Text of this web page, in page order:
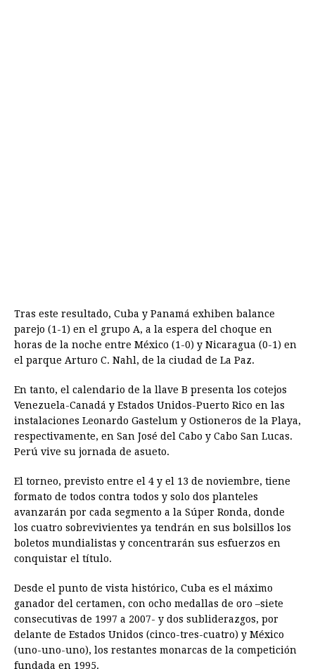
Tras este resultado, Cuba y Panamá exhiben balance
parejo (1-1) en el grupo A, a la espera del choque en
horas de la noche entre México (1-0) y Nicaragua (0-1) en
el parque Arturo C. Nahl, de la ciudad de La Paz.
En tanto, el calendario de la llave B presenta los cotejos
Venezuela-Canadá y Estados Unidos-Puerto Rico en las
instalaciones Leonardo Gastelum y Ostioneros de la Playa,
respectivamente, en San José del Cabo y Cabo San Lucas.
Perú vive su jornada de asueto.
El torneo, previsto entre el 4 y el 13 de noviembre, tiene
formato de todos contra todos y solo dos planteles
avanzarán por cada segmento a la Súper Ronda, donde
los cuatro sobrevivientes ya tendrán en sus bolsillos los
boletos mundialistas y concentrarán sus esfuerzos en
conquistar el título.
Desde el punto de vista histórico, Cuba es el máximo
ganador del certamen, con ocho medallas de oro –siete
consecutivas de 1997 a 2007- y dos subliderazgos, por
delante de Estados Unidos (cinco-tres-cuatro) y México
(uno-uno-uno), los restantes monarcas de la competición
fundada en 1995.